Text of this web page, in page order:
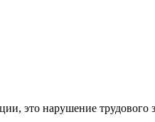
это нарушение трудового